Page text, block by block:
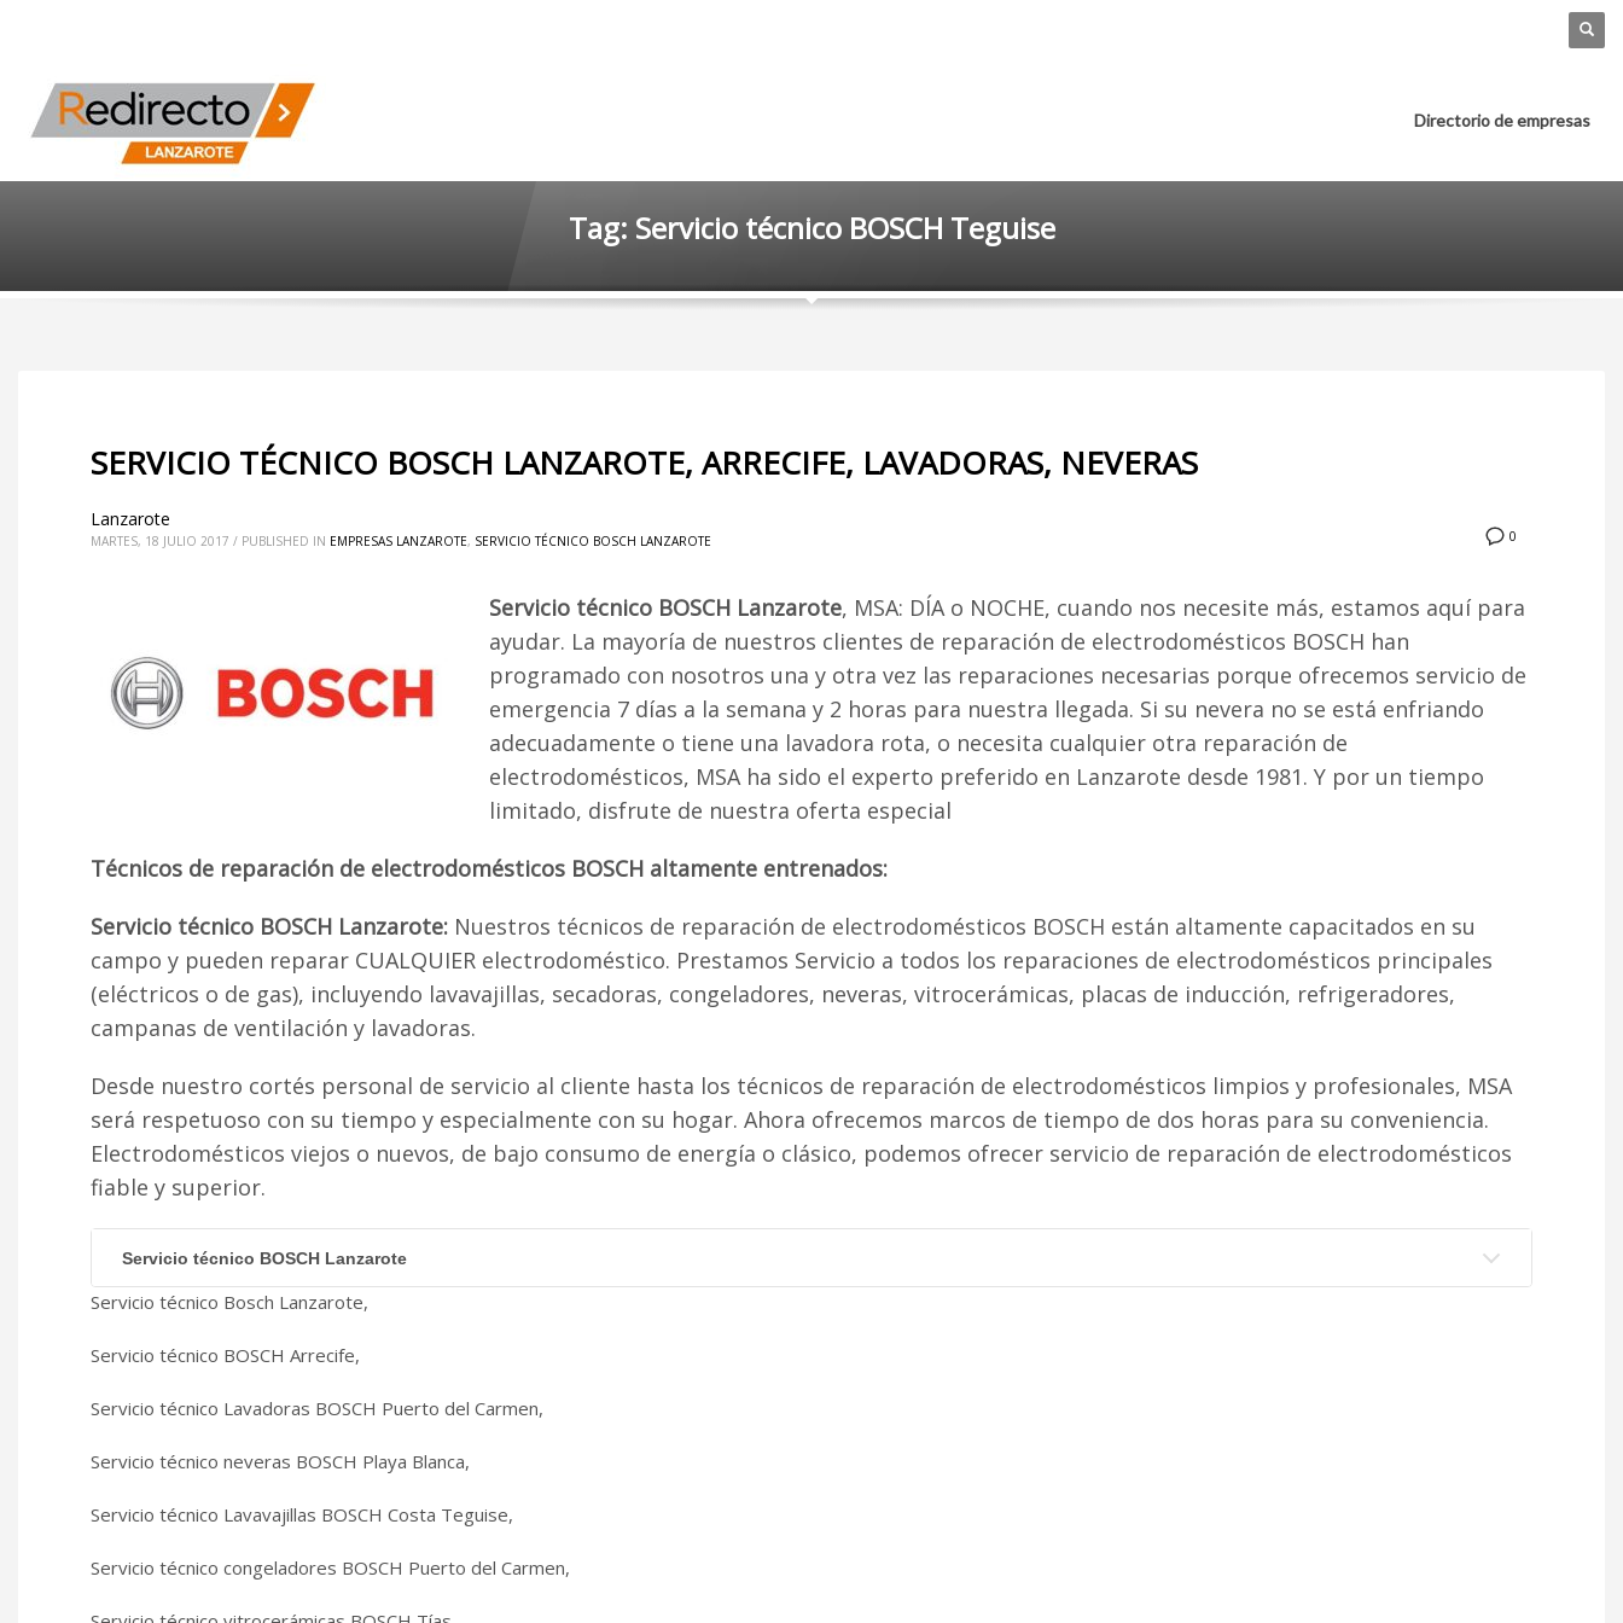
Directorio de empresas
Tag: Servicio técnico BOSCH Teguise
SERVICIO TÉCNICO BOSCH LANZAROTE, ARRECIFE, LAVADORAS, NEVERAS
0
Lanzarote
MARTES, 18 JULIO 2017 / PUBLISHED IN EMPRESAS LANZAROTE, SERVICIO TÉCNICO BOSCH LANZAROTE
Servicio técnico BOSCH Lanzarote, MSA: DÍA o NOCHE, cuando nos necesite más, estamos aquí para
ayudar. La mayoría de nuestros clientes de reparación de electrodomésticos BOSCH han
programado con nosotros una y otra vez las reparaciones necesarias porque ofrecemos servicio de
emergencia 7 días a la semana y 2 horas para nuestra llegada. Si su nevera no se está enfriando
adecuadamente o tiene una lavadora rota, o necesita cualquier otra reparación de
electrodomésticos, MSA ha sido el experto preferido en Lanzarote desde 1981. Y por un tiempo
limitado, disfrute de nuestra oferta especial
Técnicos de reparación de electrodomésticos BOSCH altamente entrenados:
Servicio técnico BOSCH Lanzarote: Nuestros técnicos de reparación de electrodomésticos BOSCH están altamente capacitados en su
campo y pueden reparar CUALQUIER electrodoméstico. Prestamos Servicio a todos los reparaciones de electrodomésticos principales
(eléctricos o de gas), incluyendo lavavajillas, secadoras, congeladores, neveras, vitrocerámicas, placas de inducción, refrigeradores,
campanas de ventilación y lavadoras.
Desde nuestro cortés personal de servicio al cliente hasta los técnicos de reparación de electrodomésticos limpios y profesionales, MSA
será respetuoso con su tiempo y especialmente con su hogar. Ahora ofrecemos marcos de tiempo de dos horas para su conveniencia.
Electrodomésticos viejos o nuevos, de bajo consumo de energía o clásico, podemos ofrecer servicio de reparación de electrodomésticos
fiable y superior.
Servicio técnico BOSCH Lanzarote
Servicio técnico Bosch Lanzarote,
Servicio técnico BOSCH Arrecife,
Servicio técnico Lavadoras BOSCH Puerto del Carmen,
Servicio técnico neveras BOSCH Playa Blanca,
Servicio técnico Lavavajillas BOSCH Costa Teguise,
Servicio técnico congeladores BOSCH Puerto del Carmen,